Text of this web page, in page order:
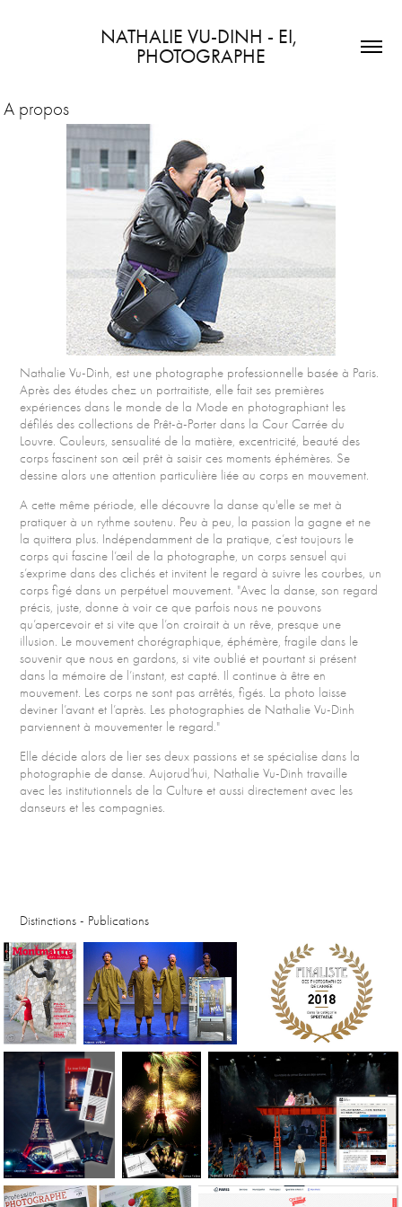
NATHALIE VU-DINH - EI,
PHOTOGRAPHE
A propos
Nathalie Vu-Dinh, est une photographe professionnelle basée à Paris.
Après des études chez un portraitiste, elle fait ses premières
expériences dans le monde de la Mode en photographiant les
défilés des collections de Prêt-à-Porter dans la Cour Carrée du
Louvre. Couleurs, sensualité de la matière, excentricité, beauté des
corps fascinent son œil prêt à saisir ces moments éphémères. Se
dessine alors une attention particulière liée au corps en mouvement.
A cette même période, elle découvre la danse qu'elle se met à
pratiquer à un rythme soutenu. Peu à peu, la passion la gagne et ne
la quittera plus. Indépendamment de la pratique, c’est toujours le
corps qui fascine l’œil de la photographe, un corps sensuel qui
s’exprime dans des clichés et invitent le regard à suivre les courbes, un
corps figé dans un perpétuel mouvement. "Avec la danse, son regard
précis, juste, donne à voir ce que parfois nous ne pouvons
qu’apercevoir et si vite que l’on croirait à un rêve, presque une
illusion. Le mouvement chorégraphique, éphémère, fragile dans le
souvenir que nous en gardons, si vite oublié et pourtant si présent
dans la mémoire de l’instant, est capté. Il continue à être en
mouvement. Les corps ne sont pas arrêtés, figés. La photo laisse
deviner l’avant et l’après. Les photographies de Nathalie Vu-Dinh
parviennent à mouvementer le regard."
Elle décide alors de lier ses deux passions et se spécialise dans la
photographie de danse. Aujorud’hui, Nathalie Vu-Dinh travaille
avec les institutionnels de la Culture et aussi directement avec les
danseurs et les compagnies.
Distinctions - Publications